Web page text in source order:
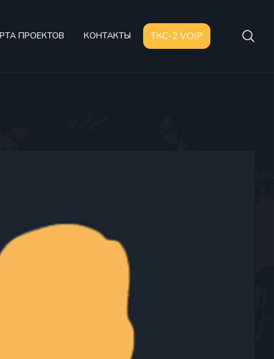
ПРОЕКТОВ КОНТАКТЫ ТКС-2 VOIP